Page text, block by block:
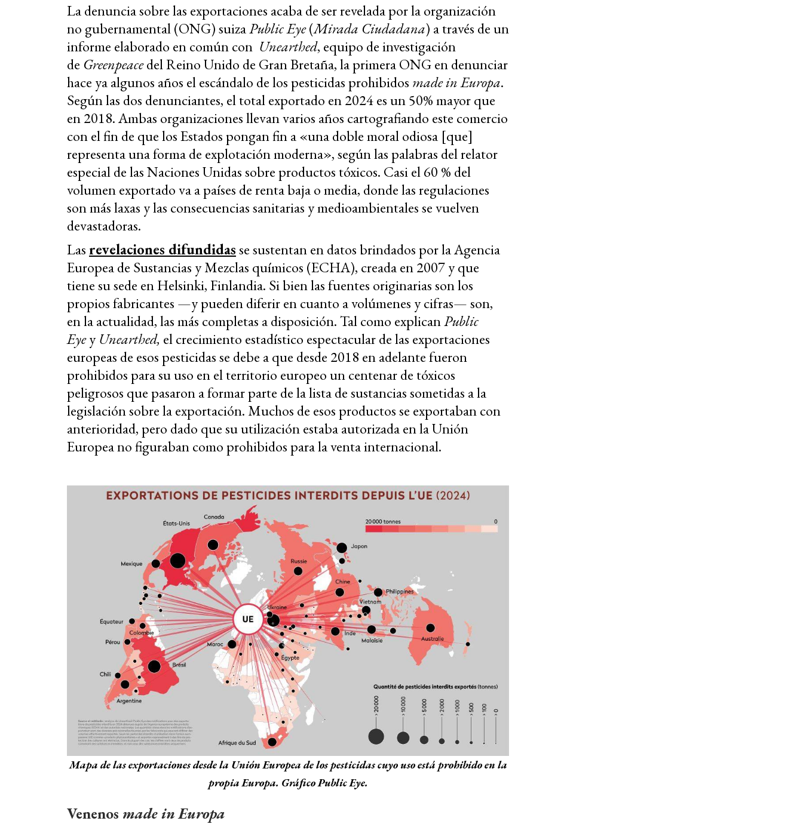
La denuncia sobre las exportaciones acaba de ser revelada por la organización
no gubernamental (ONG) suizaPublic Eye(Mirada Ciudadana) a través de un
informe elaborado en común con Unearthed, equipo de investigación
de Greenpeacedel Reino Unido de Gran Bretaña, la primera ONG en denunciar
hace ya algunos años el escándalo de los pesticidas prohibidos made in Europa.
Según las dos denunciantes, el total exportado en 2024 es un 50% mayor que
en 2018.Ambas organizaciones llevan varios años cartografiando este comercio
con el fin de que los Estados pongan fin a «una doble moral odiosa [que]
representa una forma de explotación moderna», según las palabras del relator
especial de las Naciones Unidas sobre productos tóxicos. Casi el 60 % del
volumen exportado va a países de renta baja o media, donde las regulaciones
son más laxas y las consecuencias sanitarias y medioambientales se vuelven
devastadoras.
Lasrevelaciones difundidasse sustentan en datos brindados por la Agencia
Europea de Sustancias y Mezclas químicos (ECHA), creada en 2007 y que
tiene su sede en Helsinki, Finlandia. Si bien las fuentes originarias son los
propios fabricantes —y pueden diferir en cuanto a volúmenes y cifras— son,
en la actualidad, las más completas a disposición. Tal como explicanPublic
EyeyUnearthed, el crecimiento estadístico espectacular de las exportaciones
europeas de esos pesticidas se debe a que desde 2018 en adelante fueron
prohibidos para su uso en el territorio europeo un centenar de tóxicos
peligrosos que pasaron a formar parte de la lista de sustancias sometidas a la
legislación sobre la exportación. Muchos de esos productos se exportaban con
anterioridad, pero dado que su utilización estaba autorizada en la Unión
Europea no figuraban como prohibidos para la venta internacional.
Mapa de las exportaciones desde la Unión Europea de los pesticidas cuyo uso está prohibido en la
propia Europa. Gráfico Public Eye.
Venenos madein Europa